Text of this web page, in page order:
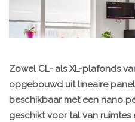
Zowel CL- als XL-plafonds
opgebouwd uit lineaire
beschikbaar met een nano
geschikt voor tal van ruimtes